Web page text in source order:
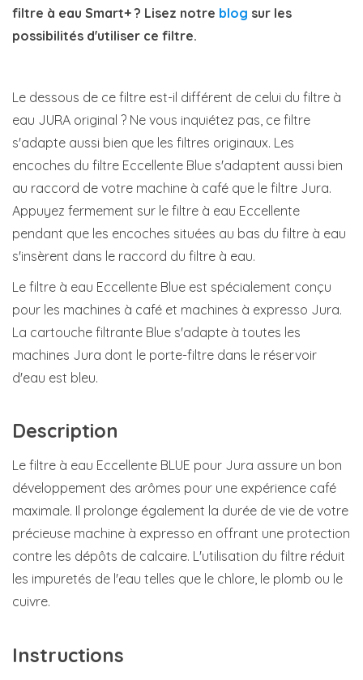
filtre à eau Smart+ ? Lisez notre blog sur les
possibilités d'utiliser ce filtre.
Le dessous de ce filtre est-il différent de celui du filtre à
eau JURA original ? Ne vous inquiétez pas, ce filtre
s'adapte aussi bien que les filtres originaux. Les
encoches du filtre Eccellente Blue s'adaptent aussi bien
au raccord de votre machine à café que le filtre Jura.
Appuyez fermement sur le filtre à eau Eccellente
pendant que les encoches situées au bas du filtre à eau
s'insèrent dans le raccord du filtre à eau.
Le filtre à eau Eccellente Blue est spécialement conçu
pour les machines à café et machines à expresso Jura.
La cartouche filtrante Blue s'adapte à toutes les
machines Jura dont le porte-filtre dans le réservoir
d'eau est bleu.
Description
Le filtre à eau Eccellente BLUE pour Jura assure un bon
développement des arômes pour une expérience café
maximale. Il prolonge également la durée de vie de votre
précieuse machine à expresso en offrant une protection
contre les dépôts de calcaire. L'utilisation du filtre réduit
les impuretés de l'eau telles que le chlore, le plomb ou le
cuivre.
Instructions